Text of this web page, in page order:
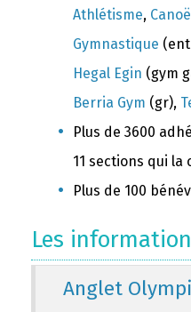
Athlétisme,
Gymnastique
Hegal Egin (gym
Berria Gym (gr),
Plus de 3600
11 sections qui la
Plus de 100
Les
Anglet